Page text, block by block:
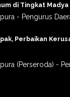
di Tingkat Madya
- Pengurus
Perbaikan
(Perseroda) -